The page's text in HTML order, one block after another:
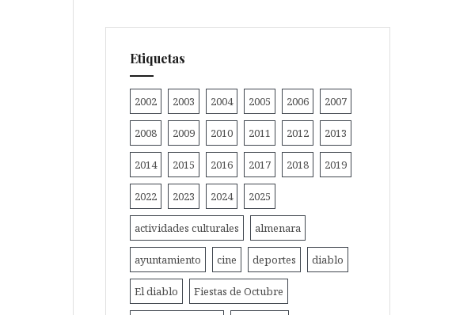
Etiquetas
2002 2003 2004 2005 2006 2007
2008 2009 2010 2011 2012 2013
2014 2015 2016 2017 2018 2019
2022 2023 2024 2025
actividades culturales almenara
ayuntamiento cine deportes diablo
El diablo Fiestas de Octubre